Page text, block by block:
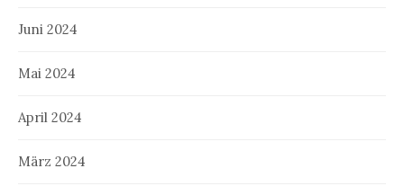
Juni 2024
Mai 2024
April 2024
März 2024